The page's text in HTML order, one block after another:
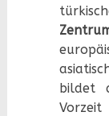
bildet